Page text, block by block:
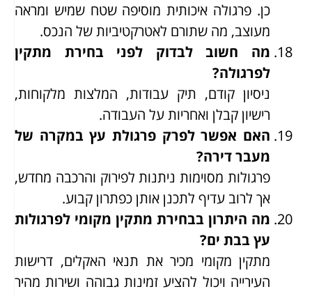
כן. פרגולה איכותית מוסיפה שטח שמיש ומראה
מעוצב, מה שתורם לאטרקטיביות של הנכס.
מה חשוב לבדוק לפני בחירת מתקין
לפרגולה?
ניסיון קודם, תיק עבודות, המלצות מלקוחות,
רישיון קבלן ואחריות על העבודה.
האם אפשר לפרק פרגולת עץ במקרה של
מעבר דירה?
פרגולות מסוימות ניתנות לפירוק והרכבה מחדש,
אך לרוב עדיף לתכנן אותן כפתרון קבוע.
מה היתרון בבחירת מתקין מקומי לפרגולות
עץ בבת ים?
מתקין מקומי מכיר את תנאי האקלים, דרישות
העירייה ויכול להציע זמינות גבוהה ושירות מהיר